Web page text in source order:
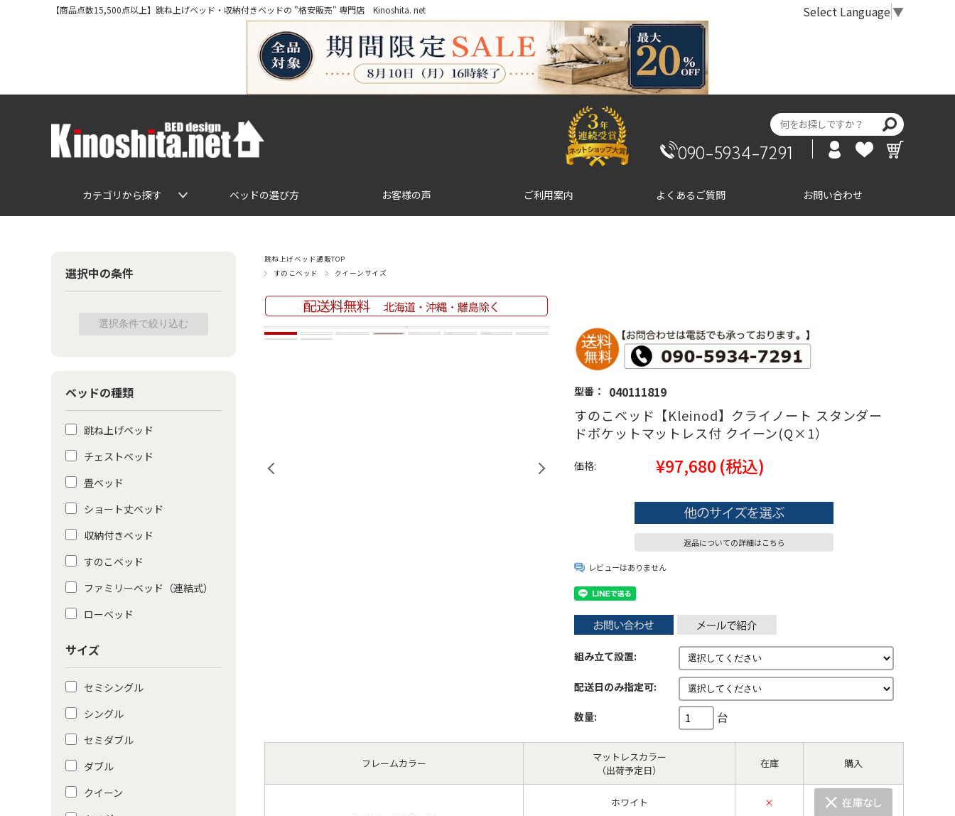
【商品点数15,500点以上】跳ね上げベッド・収納付きベッドの "格安販売" 専門店 Kinoshita. net Select Language▼
090-5934-7291
カテゴリから探す ベッドの選び方 お客様の声 ご利用案内 よくあるご質問 お問い合わせ
跳ね上げベッド通販TOP
すのこベッド
クイーンサイズ
型番： 040111819
すのこベッド【Kleinod】クライノート スタンダー
ドポケットマットレス付 クイーン(Q×1）
価格: ¥97,680 (税込)
返品についての詳細はこちら
レビューはありません
組み立て設置:
配送日のみ指定可:
数量: 台
フレームカラー
マットレスカラー
（出荷予定日）
在庫 購入
ホワイト ×
選択中の条件
ベッドの種類
跳ね上げベッド
チェストベッド
畳ベッド
ショート丈ベッド
収納付きベッド
すのこベッド
ファミリーベッド（連結式）
ローベッド
サイズ
セミシングル
シングル
セミダブル
ダブル
クイーン